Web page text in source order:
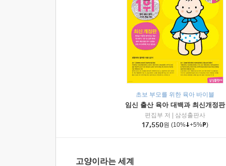
초보 부모를 위한 육아 바이블
임신 출산 육아 대백과 최신개정판
편집부 저
삼성출판사
17,550원 (10% +5% )
고양이라는 세계